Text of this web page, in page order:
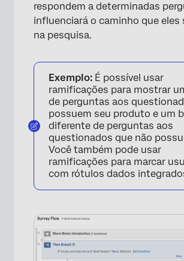
respondem a determinadas
influenciará o caminho que eles
na pesquisa.
Exemplo: É possível usar
ramificações para mostrar
de perguntas aos
possuem seu produto e um
diferente de perguntas aos
questionados que não
Você também pode usar
ramificações para marcar
com rótulos dados